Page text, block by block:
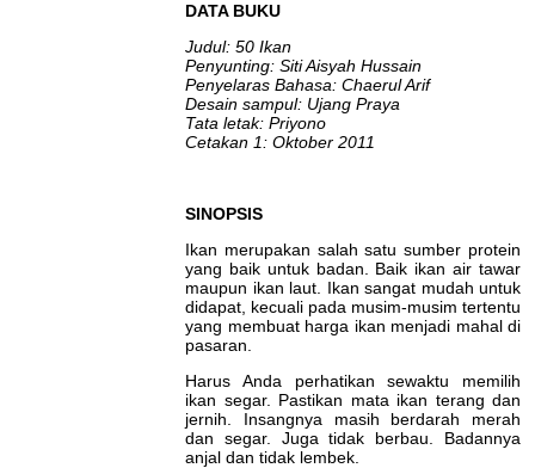
DATA BUKU
Judul: 50 Ikan
Penyunting: Siti Aisyah Hussain
Penyelaras Bahasa: Chaerul Arif
Desain sampul: Ujang Praya
Tata letak: Priyono
Cetakan 1: Oktober 2011
SINOPSIS
Ikan merupakan salah satu sumber protein
yang baik untuk badan. Baik ikan air tawar
maupun ikan laut. Ikan sangat mudah untuk
didapat, kecuali pada musim-musim tertentu
yang membuat harga ikan menjadi mahal di
pasaran.
Harus Anda perhatikan sewaktu memilih
ikan segar. Pastikan mata ikan terang dan
jernih. Insangnya masih berdarah merah
dan segar. Juga tidak berbau. Badannya
anjal dan tidak lembek.